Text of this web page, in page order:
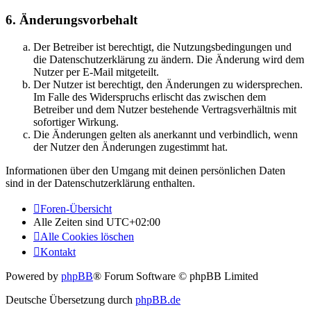
6. Änderungsvorbehalt
Der Betreiber ist berechtigt, die Nutzungsbedingungen und
die Datenschutzerklärung zu ändern. Die Änderung wird dem
Nutzer per E-Mail mitgeteilt.
Der Nutzer ist berechtigt, den Änderungen zu widersprechen.
Im Falle des Widerspruchs erlischt das zwischen dem
Betreiber und dem Nutzer bestehende Vertragsverhältnis mit
sofortiger Wirkung.
Die Änderungen gelten als anerkannt und verbindlich, wenn
der Nutzer den Änderungen zugestimmt hat.
Informationen über den Umgang mit deinen persönlichen Daten
sind in der Datenschutzerklärung enthalten.
Foren-Übersicht
Alle Zeiten sind UTC+02:00
Alle Cookies löschen
Kontakt
Powered by phpBB® Forum Software © phpBB Limited
Deutsche Übersetzung durch phpBB.de